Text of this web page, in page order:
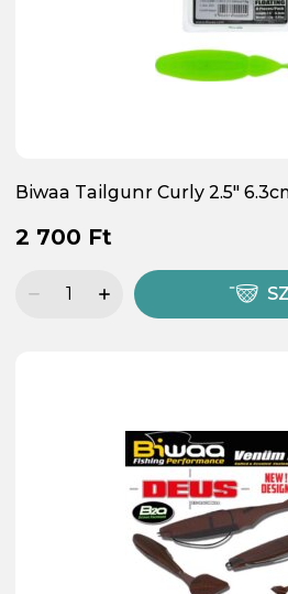
Biwaa Tailgunr Curly 2.5"
2 700 Ft